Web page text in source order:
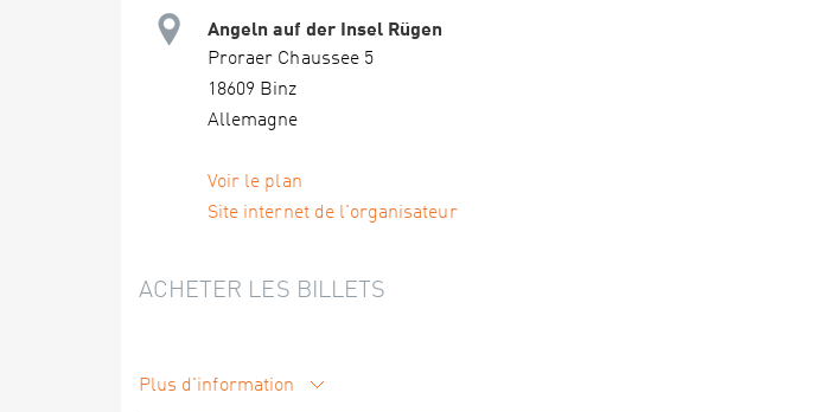
Angeln auf der Insel Rügen
Proraer Chaussee 5
18609 Binz
Allemagne
Voir le plan
Site internet de l'organisateur
ACHETER LES BILLETS
Plus d'information